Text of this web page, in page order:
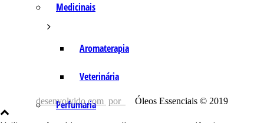
Medicinais
Aromaterapia
Veterinária
Perfumaria
desenvolvido com por Óleos Essenciais © 2019